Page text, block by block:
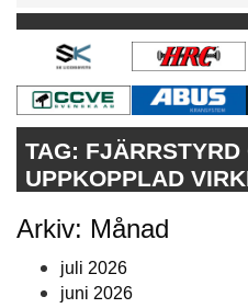
KONTAKT
VÅRA ANDRA MAGASIN
PRENUMERERA
ANNONSERA
TAG: FJÄRRSTYRD
UPPKOPPLAD
Arkiv: Månad
juli 2026
juni 2026